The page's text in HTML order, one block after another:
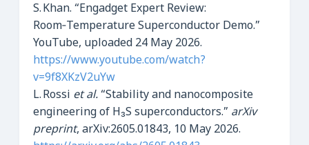
S. Khan. “Engadget Expert Review:
Room‑Temperature Superconductor Demo.”
YouTube, uploaded 24 May 2026.
https://www.youtube.com/watch?
v=9f8XKzV2uYw
L. Rossi et al.“Stability and nanocomposite
engineering of H₃S superconductors.” arXiv
preprint, arXiv:2605.01843, 10 May 2026.